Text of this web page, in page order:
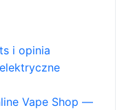
i opinia
Vape Shop —